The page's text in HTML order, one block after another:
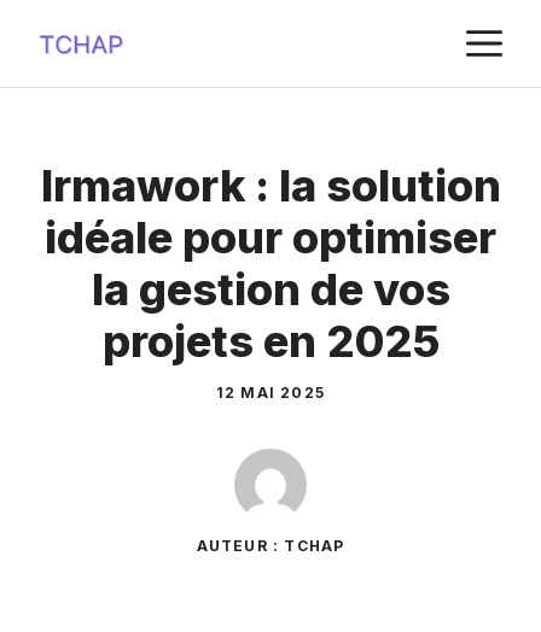
contenu
Irmawork : la solution
idéale pour optimiser
la gestion de vos
projets en 2025
12 MAI 2025
AUTEUR : TCHAP